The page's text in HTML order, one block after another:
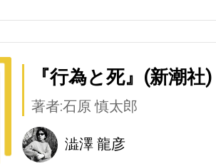
『行為と死』(新潮社)
著者:石原 慎太郎
澁澤 龍彦